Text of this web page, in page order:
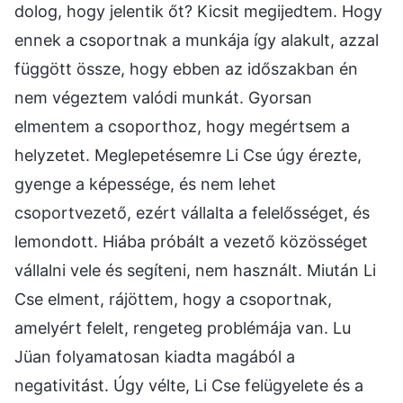
dolog, hogy jelentik őt? Kicsit megijedtem. Hogy
ennek a csoportnak a munkája így alakult, azzal
függött össze, hogy ebben az időszakban én
nem végeztem valódi munkát. Gyorsan
elmentem a csoporthoz, hogy megértsem a
helyzetet. Meglepetésemre Li Cse úgy érezte,
gyenge a képessége, és nem lehet
csoportvezető, ezért vállalta a felelősséget, és
lemondott. Hiába próbált a vezető közösséget
vállalni vele és segíteni, nem használt. Miután Li
Cse elment, rájöttem, hogy a csoportnak,
amelyért felelt, rengeteg problémája van. Lu
Jüan folyamatosan kiadta magából a
negativitást. Úgy vélte, Li Cse felügyelete és a